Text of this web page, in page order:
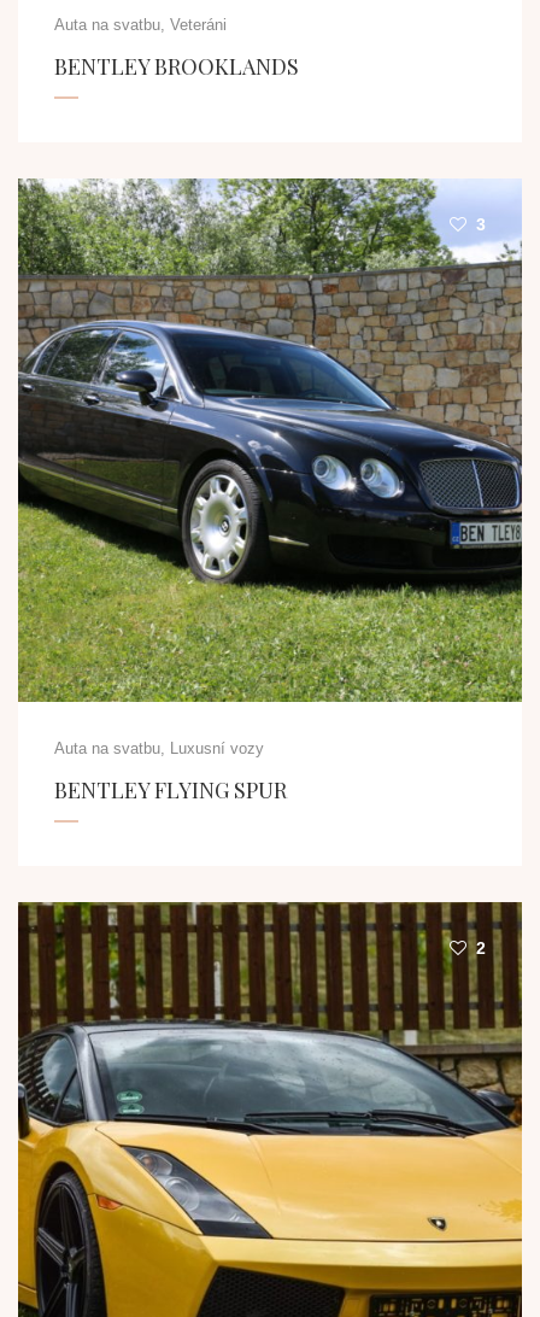
Auta na svatbu, Veteráni
BENTLEY BROOKLANDS
3
Auta na svatbu, Luxusní vozy
BENTLEY FLYING SPUR
2